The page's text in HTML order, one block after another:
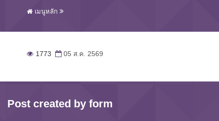
เมนูหลัก
1773 05 ส.ค. 2569
Post created by form